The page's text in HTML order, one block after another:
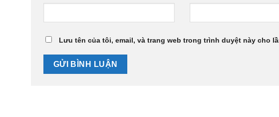
Lưu tên của tôi, email, và trang web trong trình duyệt này cho